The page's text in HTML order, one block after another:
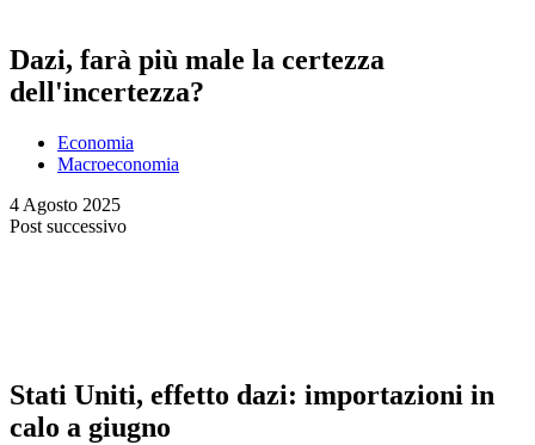
Dazi, farà più male la certezza
dell'incertezza?
Economia
Macroeconomia
4 Agosto 2025
Post successivo
Stati Uniti, effetto dazi: importazioni in
calo a giugno